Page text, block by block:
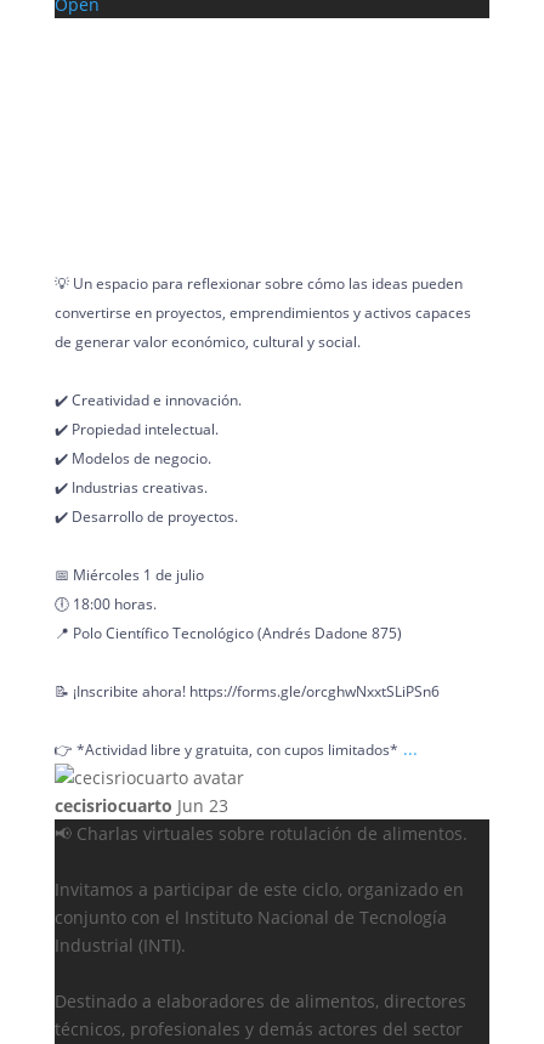
💡 Un espacio para reflexionar sobre cómo las ideas pueden
convertirse en proyectos, emprendimientos y activos capaces
de generar valor económico, cultural y social.
✔️ Creatividad e innovación.
✔️ Propiedad intelectual.
✔️ Modelos de negocio.
✔️ Industrias creativas.
✔️ Desarrollo de proyectos.
📅 Miércoles 1 de julio
🕕 18:00 horas.
📍 Polo Científico Tecnológico (Andrés Dadone 875)
📝 ¡Inscribite ahora! https://forms.gle/orcghwNxxtSLiPSn6
👉 *Actividad libre y gratuita, con cupos limitados* ...
cecisriocuarto Jun 23
📢 Charlas virtuales sobre rotulación de alimentos.
Invitamos a participar de este ciclo, organizado en
conjunto con el Instituto Nacional de Tecnología
Industrial (INTI).
Destinado a elaboradores de alimentos, directores
técnicos, profesionales y demás actores del sector